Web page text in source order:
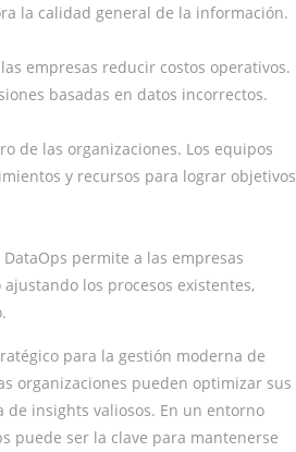
la calidad general de la información.
empresas reducir costos operativos.
basadas en datos incorrectos.
de las organizaciones. Los equipos
y recursos para lograr objetivos
permite a las empresas
los procesos existentes,
para la gestión moderna de
organizaciones pueden optimizar sus
insights valiosos. En un entorno
puede ser la clave para mantenerse